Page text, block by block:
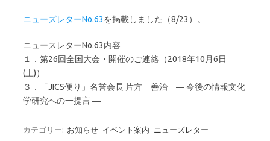
ニューズレターNo.63を掲載しました（8/23）。
ニュースレターNo.63内容
１．第26回全国大会・開催のご連絡（2018年10月6日
(土)）
３．「JICS便り」名誉会長 片方 善治 ― 今後の情報文化
学研究への一提言 ―
カテゴリー: お知らせ イベント案内 ニューズレター